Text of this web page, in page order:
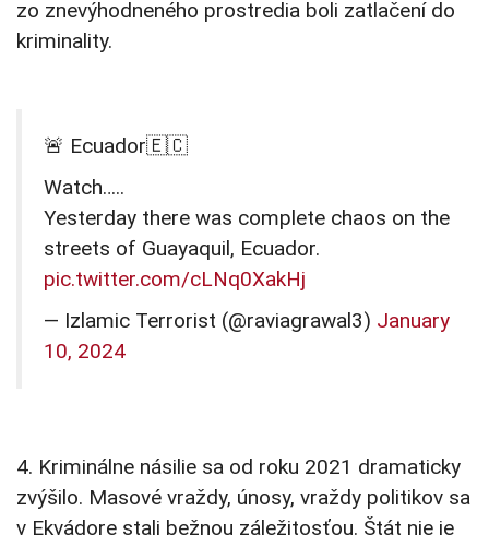
zo znevýhodneného prostredia boli zatlačení do
kriminality.
🚨 Ecuador🇪🇨
Watch…..
Yesterday there was complete chaos on the
streets of Guayaquil, Ecuador.
pic.twitter.com/cLNq0XakHj
— Izlamic Terrorist (@raviagrawal3) January
10, 2024
4. Kriminálne násilie sa od roku 2021 dramaticky
zvýšilo. Masové vraždy, únosy, vraždy politikov sa
v Ekvádore stali bežnou záležitosťou. Štát nie je